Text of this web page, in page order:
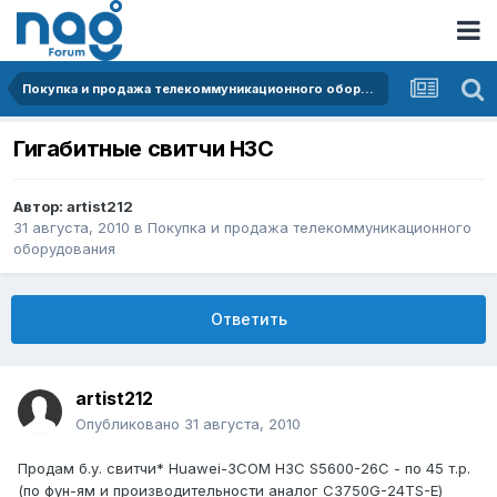
Покупка и продажа телекоммуникационного оборудования
Гигабитные свитчи H3C
Автор: artist212
31 августа, 2010 в Покупка и продажа телекоммуникационного
оборудования
Ответить
artist212
Опубликовано 31 августа, 2010
Продам б.у. свитчи* Huawei-3COM H3C S5600-26C - по 45 т.р.
(по фун-ям и производительности аналог C3750G-24TS-E)